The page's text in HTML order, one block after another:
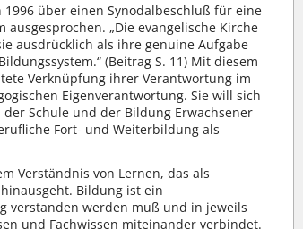
1996 über einen Synodalbeschluß für eine
„Die evangelische Kirche
ausdrücklich als ihre genuine Aufgabe
(Beitrag S. 11) Mit diesem
Verknüpfung ihrer Verantwortung im
Eigenverantwortung. Sie will sich
Schule und der Bildung Erwachsener
Fort- und Weiterbildung als
Verständnis von Lernen, das als
Bildung ist ein
verstanden werden muß und in jeweils
und Fachwissen miteinander verbindet.